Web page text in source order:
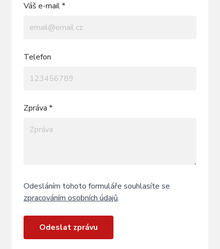
Váš e-mail *
Telefon
Zpráva *
Odesláním tohoto formuláře souhlasíte se
zpracováním osobních údajů.
Odeslat zprávu